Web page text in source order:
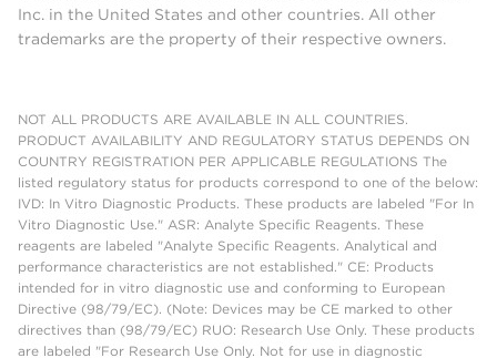
Inc. in the United States and other countries. All other
trademarks are the property of their respective owners.
NOT ALL PRODUCTS ARE AVAILABLE IN ALL COUNTRIES.
PRODUCT AVAILABILITY AND REGULATORY STATUS DEPENDS ON
COUNTRY REGISTRATION PER APPLICABLE REGULATIONS The
listed regulatory status for products correspond to one of the below:
IVD: In Vitro Diagnostic Products. These products are labeled "For In
Vitro Diagnostic Use." ASR: Analyte Specific Reagents. These
reagents are labeled "Analyte Specific Reagents. Analytical and
performance characteristics are not established." CE: Products
intended for in vitro diagnostic use and conforming to European
Directive (98/79/EC). (Note: Devices may be CE marked to other
directives than (98/79/EC) RUO: Research Use Only. These products
are labeled "For Research Use Only. Not for use in diagnostic